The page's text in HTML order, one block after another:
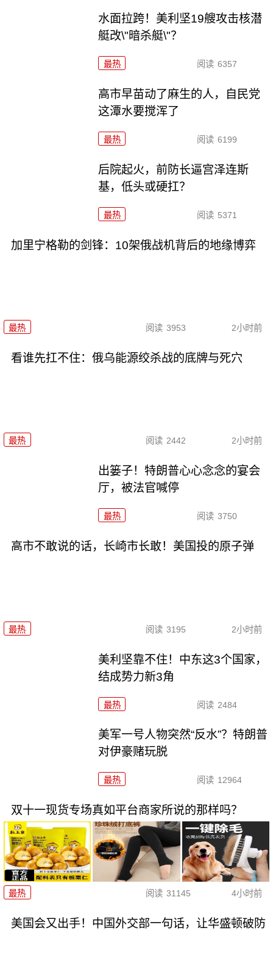
水面拉跨！美利坚19艘攻击核潜
艇改\"暗杀艇\"？
最热 阅读 6357
高市早苗动了麻生的人，自民党
这潭水要搅浑了
最热 阅读 6199
后院起火，前防长逼宫泽连斯
基，低头或硬扛？
最热 阅读 5371
加里宁格勒的剑锋：10架俄战机背后的地缘博弈
最热 阅读 3953 2小时前
看谁先扛不住：俄乌能源绞杀战的底牌与死穴
最热 阅读 2442 2小时前
出篓子！特朗普心心念念的宴会
厅，被法官喊停
最热 阅读 3750
高市不敢说的话，长崎市长敢！美国投的原子弹
最热 阅读 3195 2小时前
美利坚靠不住！中东这3个国家，
结成势力新3角
最热 阅读 2484
美军一号人物突然“反水”？特朗普
对伊豪赌玩脱
最热 阅读 12964
双十一现货专场真如平台商家所说的那样吗？
最热 阅读 31145 4小时前
美国会又出手！中国外交部一句话，让华盛顿破防